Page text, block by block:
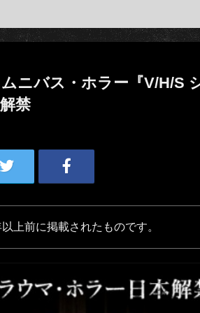
ニバス・ホラー『V/H/S
禁
上前に掲載されたものです。